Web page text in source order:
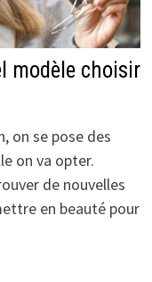
modèle choisir
on se pose des
on va opter.
de nouvelles
en beauté pour